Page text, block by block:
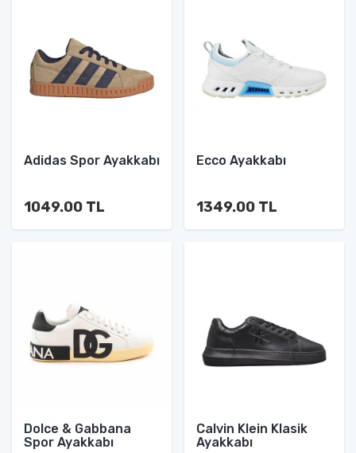
Adidas Spor Ayakkabı
1049.00 TL
Ecco Ayakkabı
1349.00 TL
Dolce & Gabbana
Spor Ayakkabı
Calvin Klein Klasik
Ayakkabı